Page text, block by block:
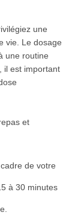
une
vie. Le dosage
une routine
il est important
et
de votre
à 30 minutes